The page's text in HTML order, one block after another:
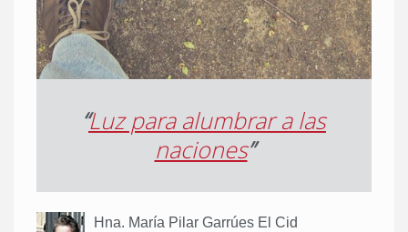
“Luz para alumbrar a las
naciones”
Hna. María Pilar Garrúes El Cid